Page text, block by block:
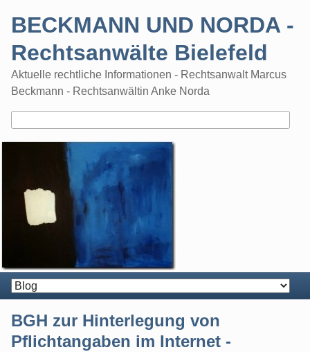
BECKMANN UND NORDA -
Rechtsanwälte Bielefeld
Aktuelle rechtliche Informationen - Rechtsanwalt Marcus
Beckmann - Rechtsanwältin Anke Norda
BGH zur Hinterlegung von
Pflichtangaben im Internet -